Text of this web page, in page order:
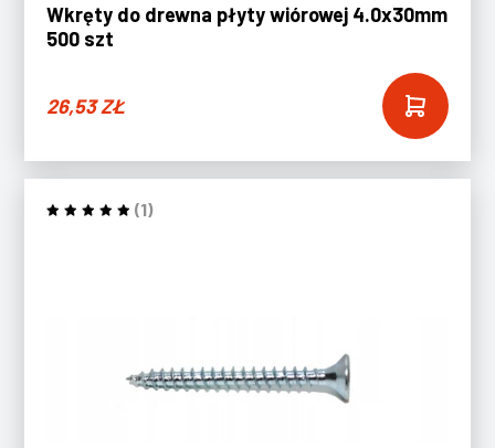
Wkręty do drewna płyty wiórowej 4.0x30mm
500 szt
26,53ZŁ
(1)